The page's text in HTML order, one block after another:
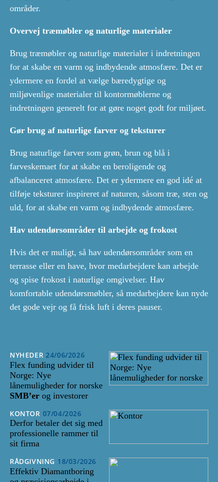
områder.
Overvej træmøbler og naturlige materialer
Brug træmøbler og naturlige materialer i indretningen
for at skabe en varm og indbydende atmosfære. Det er
ydermere en fordel at vælge bæredygtige og
miljøvenlige materialer til kontormøblerne og
indretningen generelt for at gøre noget godt for miljøet.
Gør brug af naturlige farver og teksturer
Brug naturlige farver som grøn, brun og blå i
farveskemaet for at skabe en beroligende og
afbalanceret atmosfære. Det er ydermere en god idé at
tilføje teksturer inspireret af naturen, såsom træ, sten og
uld, for at skabe en varm og indbydende atmosfære.
Hav udendørsområder til arbejde og frokost
Hvis det er muligt, så hav udendørsområder som en
terrasse eller en have, hvor medarbejdere kan arbejde
og spise frokost i naturlige omgivelser. Hav
komfortable udendørsmøbler, så medarbejdere kan nyde
det gode vejr og få frisk luft i deres pauser.
NYHEDER 24/06/2026
Flex funding udvider til
Norge: Nye
lånemuligheder for norske
SMB’er og investorer
KONTOR 07/04/2026
Derfor betaler det sig med
professionelle rammer til
sit firma
RÅDGIVNING 18/03/2026
Effektiv Diamantboring